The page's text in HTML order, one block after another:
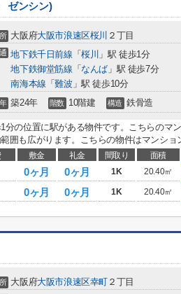
ゼンシン)
大阪府大阪市浪速区桜川 ２丁目
地下鉄千日前線 「桜川 」駅 徒歩1分
地下鉄御堂筋線 「 なんば 」駅 徒歩7分
南海本線 「難波 」駅 徒歩10分
築24年 階数 10階建 構造 鉄骨造
分の位置に駅がある物件です。こちらのマ
囲も広がります。こちらの物件はマンシ
敷金 礼金 間取り 面積
0ヶ月 0ヶ月 1K 20.40㎡
0ヶ月 0ヶ月 1K 20.40㎡
大阪府大阪市浪速区幸町 ２丁目